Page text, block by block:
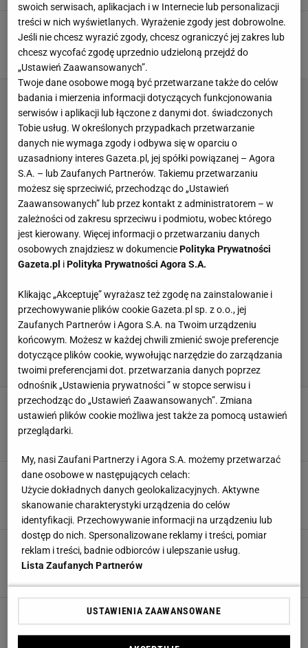
Jak ustawić baterię przy wannie wolnostojącej?
BATERIE ŁAZIENKOWE WANNA WOLNOSTOJĄCA ŁAZIENKA
Masaż pod prysznicem, czyli o panelach
hydromasażowych prawie wszystko
Łazienka: pomysł na baterię
BATERIE BATERIE ŁAZIENKOWE INSPIRACJE MEBLE ŁAZIENKOWE
Ekonomiczne baterie łazienkowe L90 i L20
Roca
Bateria umywalkowa i bidetowa z rączką
natrysku
swoich serwisach, aplikacjach i w Internecie lub personalizacji
treści w nich wyświetlanych. Wyrażenie zgody jest dobrowolne.
Jeśli nie chcesz wyrazić zgody, chcesz ograniczyć jej zakres lub
chcesz wycofać zgodę uprzednio udzieloną przejdź do
„Ustawień Zaawansowanych”.
Twoje dane osobowe mogą być przetwarzane także do celów
badania i mierzenia informacji dotyczących funkcjonowania
serwisów i aplikacji lub łączone z danymi dot. świadczonych
Tobie usług. W określonych przypadkach przetwarzanie
danych nie wymaga zgody i odbywa się w oparciu o
uzasadniony interes Gazeta.pl, jej spółki powiązanej – Agora
S.A. – lub Zaufanych Partnerów. Takiemu przetwarzaniu
możesz się sprzeciwić, przechodząc do „Ustawień
Zaawansowanych” lub przez kontakt z administratorem – w
zależności od zakresu sprzeciwu i podmiotu, wobec którego
jest kierowany. Więcej informacji o przetwarzaniu danych
osobowych znajdziesz w dokumenciePolityka Prywatności
Gazeta.pl iPolityka Prywatności Agora S.A.
Klikając „Akceptuję” wyrażasz też zgodę na zainstalowanie i
przechowywanie plików cookie Gazeta.pl sp. z o.o., jej
Zaufanych Partnerów i Agora S.A. na Twoim urządzeniu
końcowym. Możesz w każdej chwili zmienić swoje preferencje
dotyczące plików cookie, wywołując narzędzie do zarządzania
twoimi preferencjami dot. przetwarzania danych poprzez
odnośnik „Ustawienia prywatności ” w stopce serwisu i
przechodząc do „Ustawień Zaawansowanych”. Zmiana
ustawień plików cookie możliwa jest także za pomocą ustawień
przeglądarki.
My, nasi Zaufani Partnerzy i Agora S.A. możemy przetwarzać
dane osobowe w następujących celach:
Użycie dokładnych danych geolokalizacyjnych. Aktywne
skanowanie charakterystyki urządzenia do celów
identyfikacji. Przechowywanie informacji na urządzeniu lub
dostęp do nich. Spersonalizowane reklamy i treści, pomiar
reklam i treści, badnie odbiorców i ulepszanie usług.
Lista Zaufanych Partnerów
USTAWIENIA ZAAWANSOWANE